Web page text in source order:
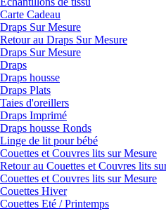
Carte Cadeau
Draps Sur Mesure
Retour au Draps Sur Mesure
Draps Sur Mesure
Draps
Draps housse
Draps Plats
Taies d'oreillers
Draps Imprimé
Draps housse Ronds
Linge de lit pour bébé
Couettes et Couvres lits sur Mesure
Retour au Couettes et Couvres lits
Couettes et Couvres lits sur Mesure
Couettes Hiver
Couettes Eté / Printemps